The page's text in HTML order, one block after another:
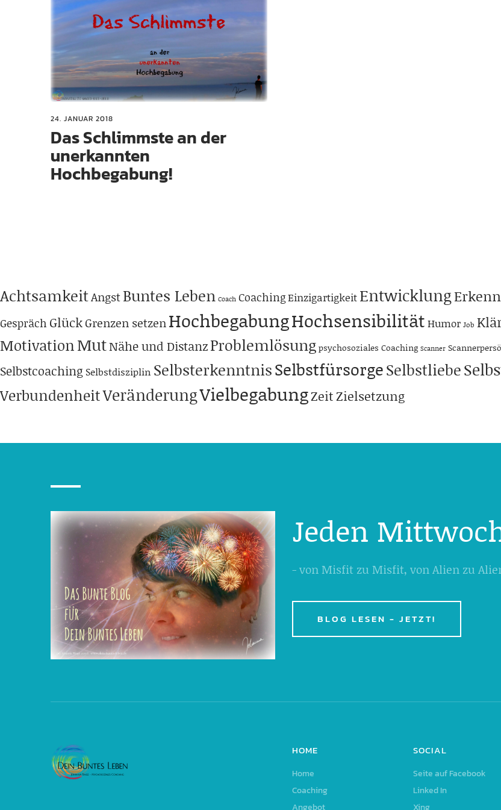
24. JANUAR 2018
Das Schlimmste an der
unerkannten
Hochbegabung!
AchtsamkeitAngstBuntes Leben Coach CoachingEinzigartigkeit Entwicklung
Gespräch GlückGrenzen setzenHochbegabungHochsensibilität Humor Job
MotivationMutNähe und DistanzProblemlösungpsychosoziales Coaching Scanner
Selbstcoaching Selbstdisziplin SelbsterkenntnisSelbstfürsorgeSelbstliebe
VerbundenheitVeränderungVielbegabungZeitZielsetzung
Jeden
- von Misfit zu Misfit, von Alien zu
BLOG LESEN - JETZT!
HOME
Home
Coaching
Angebot
SOCIAL
Seite auf Facebook
Linked In
Xing